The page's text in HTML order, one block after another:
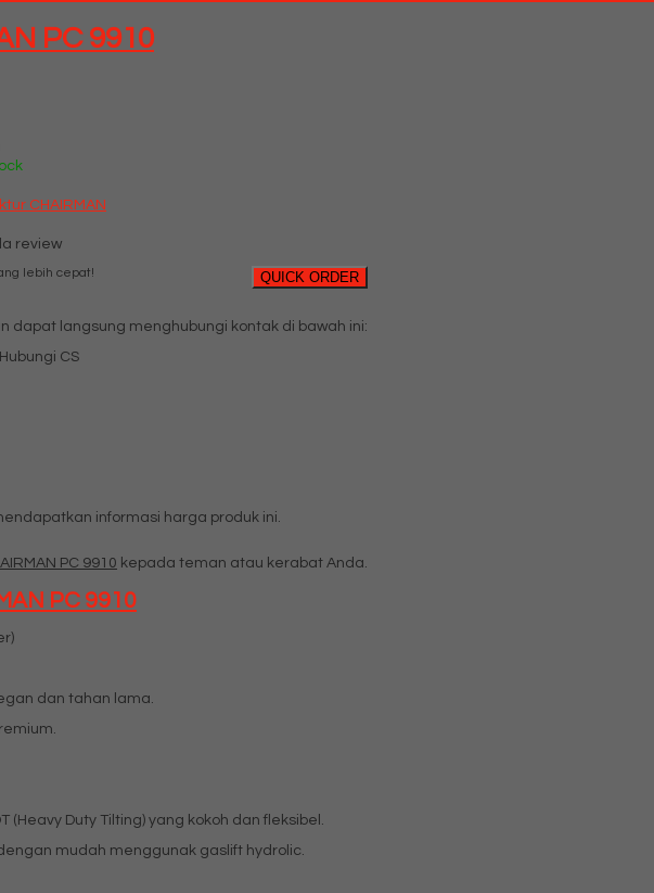
PC 9910
CHAIRMAN
review
QUICK ORDER
lebih cepat!
dapat langsung menghubungi kontak di bawah ini:
CS
informasi harga produk ini.
PC 9910 kepada teman atau kerabat Anda.
PC 9910
dan tahan lama.
(Heavy Duty Tilting) yang kokoh dan fleksibel.
mudah menggunak gaslift hydrolic.